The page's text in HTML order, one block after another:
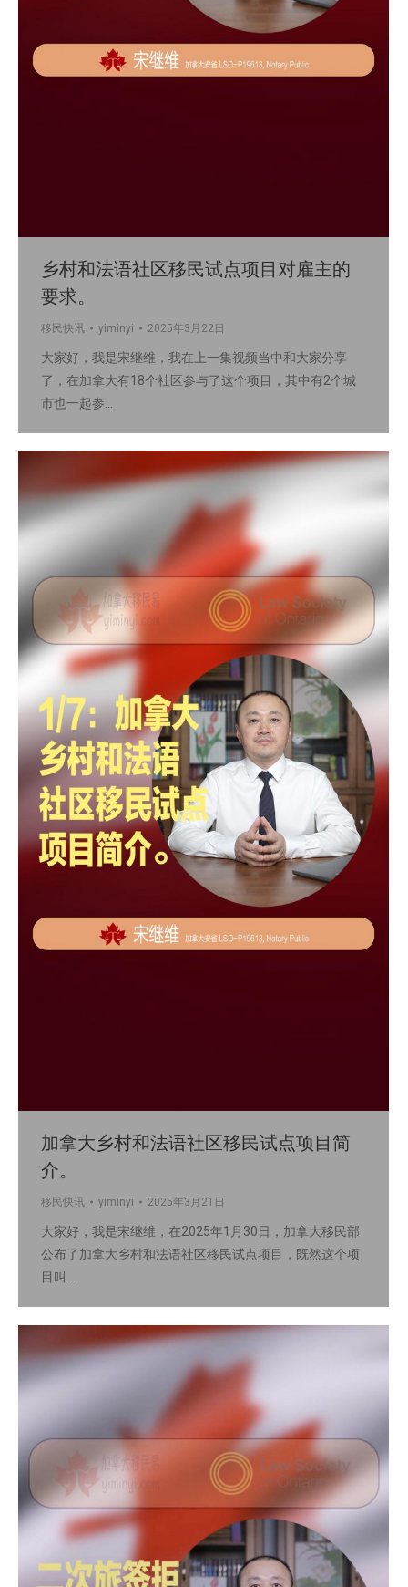
乡村和法语社区移民试点项目对雇主的
要求。
移民快讯 yiminyi 2025年3月22日
大家好，我是宋继维，我在上一集视频当中和大家分享
了，在加拿大有18个社区参与了这个项目，其中有2个城
市也一起参…
加拿大乡村和法语社区移民试点项目简
介。
移民快讯 yiminyi 2025年3月21日
大家好，我是宋继维，在2025年1月30日，加拿大移民部
公布了加拿大乡村和法语社区移民试点项目，既然这个项
目叫…